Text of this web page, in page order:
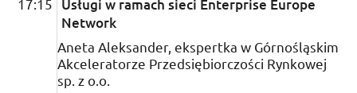
17:15
Usługi w ramach sieci Enterprise Europe
Network
Aneta Aleksander, ekspertka w Górnośląskim
Akceleratorze Przedsiębiorczości Rynkowej
sp. zo.o.